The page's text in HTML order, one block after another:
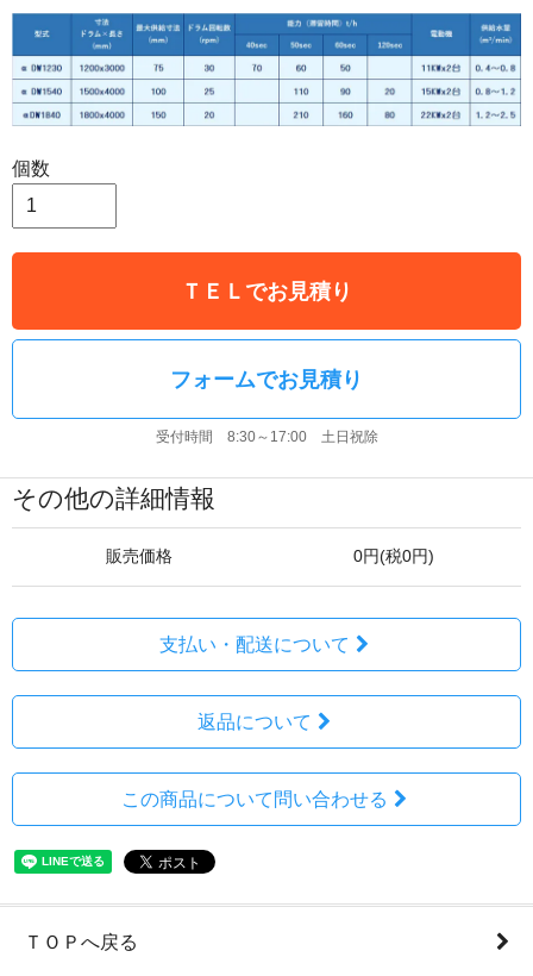
個数
ＴＥＬでお見積り
フォームでお見積り
受付時間 8:30～17:00 土日祝除
その他の詳細情報
販売価格 0円(税0円)
支払い・配送について
返品について
この商品について問い合わせる
ＴＯＰへ戻る